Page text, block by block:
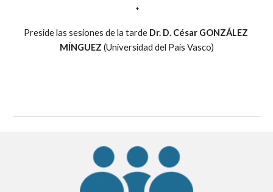
*
Preside las sesiones de la tarde Dr. D. César GONZÁLEZ
MÍNGUEZ (Universidad del País Vasco)